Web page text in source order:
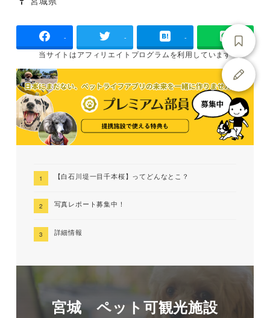
タグ
- - -
当サイトはアフィリエイトプログラムを利用しています
【白石川堤一目千本桜】ってどんなとこ？
写真レポート募集中！
詳細情報
宮城 ペット可観光施設